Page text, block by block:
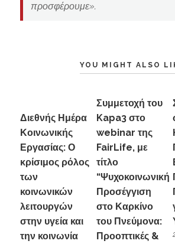
προσφέρουμε».
YOU MIGHT ALSO
Διεθνής Ημέρα
Κοινωνικής
Εργασίας: Ο
κρίσιμος ρόλος
των
κοινωνικών
λειτουργών
στην υγεία και
την κοινωνία
Συμμετοχή του
Kapa3 στο
webinar της
FairLife, με
τίτλο
“Ψυχοκοινωνική
Προσέγγιση
στο Καρκίνο
του Πνεύμονα:
Προοπτικές &